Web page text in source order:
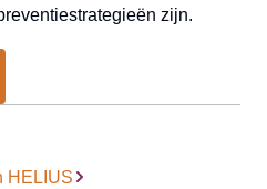
zijn.
HELIUS